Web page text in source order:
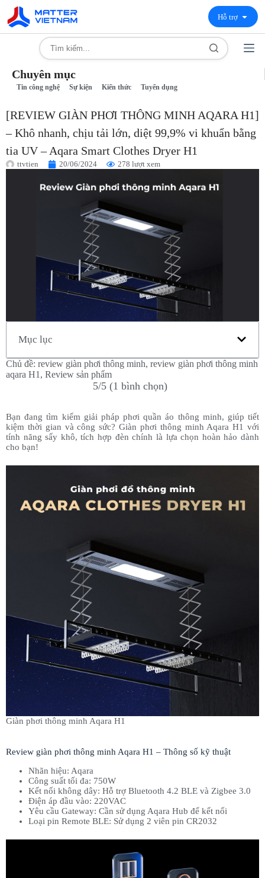
Hỗ trợ
Chuyên mục
Tin công nghệ Sự kiện Kiến thức Tuyển dụng
[REVIEW GIÀN PHƠI THÔNG MINH AQARA H1]
– Khô nhanh, chịu tải lớn, diệt 99,9% vi khuẩn bằng
tia UV – Aqara Smart Clothes Dryer H1
ttvtien 20/06/2024 278 lượt xem
Mục lục
Chủ đề: review giàn phơi thông minh, review giàn phơi thông minh
aqara H1 , Review sản phẩm
5/5 (1 bình chọn)
Bạn đang tìm kiếm giải pháp phơi quần áo thông minh, giúp tiết
kiệm thời gian và công sức? Giàn phơi thông minh Aqara H1 với
tính năng sấy khô, tích hợp đèn chính là lựa chọn hoàn hảo dành
cho bạn!
Giàn phơi thông minh Aqara H1
Review giàn phơi thông minh Aqara H1 – Thông số kỹ thuật
Nhãn hiệu: Aqara
Công suất tối đa: 750W
Kết nối không dây: Hỗ trợ Bluetooth 4.2 BLE và Zigbee 3.0
Điện áp đầu vào: 220VAC
Yêu cầu Gateway: Cần sử dụng Aqara Hub để kết nối
Loại pin Remote BLE: Sử dụng 2 viên pin CR2032